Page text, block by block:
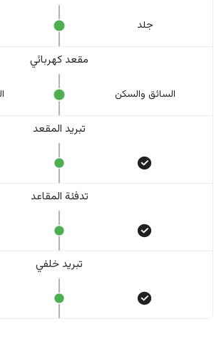
جلد
مقعد كهربائي
السائق والسکن
تبريد المقعد
تدفئة المقاعد
تبريد خلفي